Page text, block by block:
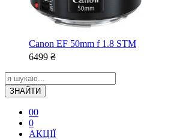
Canon EF 50mm f 1.8 STM
6499 ₴
ЗНАЙТИ
00
0
АКЦІЇ